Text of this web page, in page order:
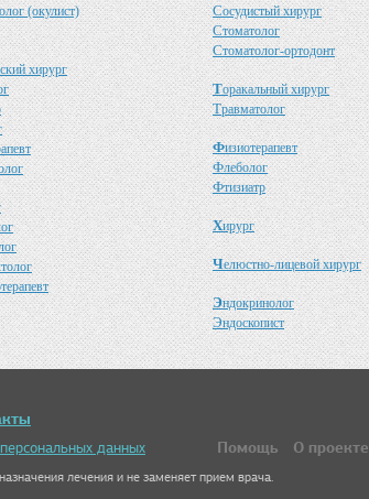
(окулист)
хирург
Сосудистый хирург
Стоматолог
Стоматолог-ортодонт
Торакальный хирург
Травматолог
Физиотерапевт
Флеболог
Фтизиатр
Хирург
Челюстно-лицевой хирург
Эндокринолог
Эндоскопист
данных Помощь О проекте
лечения и не заменяет прием врача.